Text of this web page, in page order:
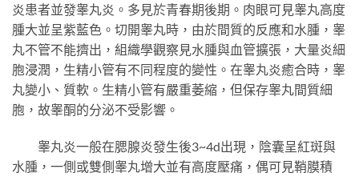
炎患者並發睾丸炎。多見於青春期後期。肉眼可見睾丸高度
腫大並呈紫藍色。切開睾丸時，由於間質的反應和水腫，睾
丸不管不能擠出，組織學觀察見水腫與血管擴張，大量炎細
胞浸潤，生精小管有不同程度的變性。在睾丸炎癒合時，睾
丸變小、質軟。生精小管有嚴重萎縮，但保存睾丸間質細
胞，故睾酮的分泌不受影響。
睾丸炎一般在腮腺炎發生後3~4d出現，陰囊呈紅斑與
水腫，一側或雙側睾丸增大並有高度壓痛，偶可見鞘膜積